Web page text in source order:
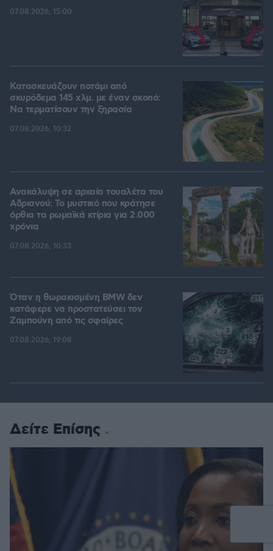
07.08.2026, 15:00
Κατασκευάζουν ποτάμι από
σκυρόδεμα 145 χλμ. με έναν σκοπό:
Να τερματίσουν την ξηρασία
07.08.2026, 10:32
Ανακάλυψη σε αρχαία τουαλέτα του
Αδριανού: Το μυστικό που κράτησε
όρθια τα ρωμαϊκά κτίρια για 2.000
χρόνια
07.08.2026, 10:33
Όταν η θωρακισμένη BMW δεν
κατάφερε να προστατεύσει τον
Ζαμπούνη από τις σφαίρες
07.08.2026, 19:08
Δείτε Επίσης